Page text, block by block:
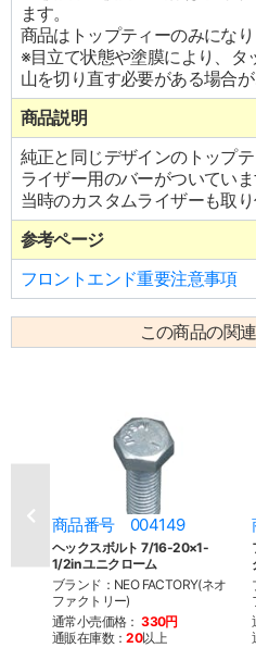
ます。
商品はトップティーのみになり
※目立て状態や塗膜により、
山を切り直す必要がある場合が
商品説明
純正と同じデザインのトップテ
ライザー用のバーがついてい
当時のカスタムライザーも取り
参考ページ
フロントエンド重要注意事項
この商品の関
商品番号 004149
ヘックスボルト 7/16-20×1-
1/2in ユニクローム
ブランド：NEO FACTORY(ネオ
ファクトリー)
通常小売価格： 330円
通販在庫数：20以上